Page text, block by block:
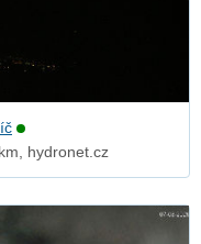
hydronet.cz